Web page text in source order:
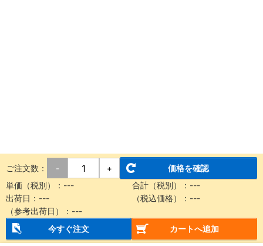
ご注文数： - +
価格を確認
単価（税別）： --- 合計（税別）： ---
出荷日： --- （税込価格）： ---
（参考出荷日）： ---
今すぐ注文
カートへ追加